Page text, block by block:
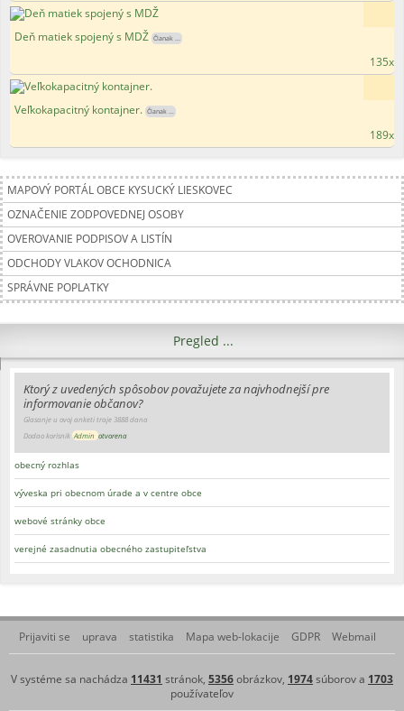
Deň matiek spojený s MDŽ Članak ...
135x
Veľkokapacitný kontajner. Članak ...
189x
MAPOVÝ PORTÁL OBCE KYSUCKÝ LIESKOVEC
OZNAČENIE ZODPOVEDNEJ OSOBY
OVEROVANIE PODPISOV A LISTÍN
ODCHODY VLAKOV OCHODNICA
SPRÁVNE POPLATKY
Pregled ...
Ktorý z uvedených spôsobov považujete za najvhodnejší pre
informovanie občanov?
Glasanje u ovoj anketi traje 3888 dana
Dodao korisnik Admin otvorena
obecný rozhlas
výveska pri obecnom úrade a v centre obce
webové stránky obce
verejné zasadnutia obecného zastupiteľstva
Prijaviti se uprava statistika Mapa web-lokacije GDPR Webmail
V systéme sa nachádza 11431 stránok, 5356obrázkov, 1974súborov a 1703
používateľov